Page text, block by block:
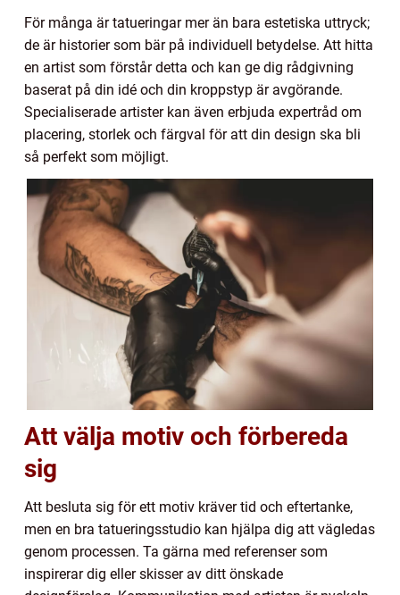
För många är tatueringar mer än bara estetiska uttryck;
de är historier som bär på individuell betydelse. Att hitta
en artist som förstår detta och kan ge dig rådgivning
baserat på din idé och din kroppstyp är avgörande.
Specialiserade artister kan även erbjuda expertråd om
placering, storlek och färgval för att din design ska bli
så perfekt som möjligt.
Att välja motiv och förbereda
sig
Att besluta sig för ett motiv kräver tid och eftertanke,
men en bra tatueringsstudio kan hjälpa dig att vägledas
genom processen. Ta gärna med referenser som
inspirerar dig eller skisser av ditt önskade